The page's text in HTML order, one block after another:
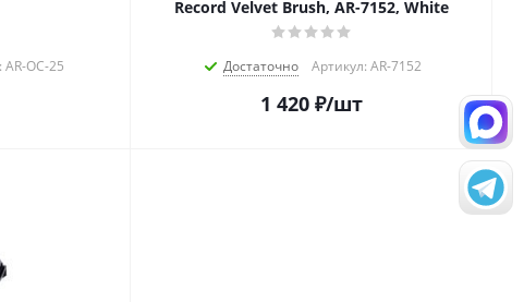
OC-25
Record Velvet Brush, AR-7152, White
Достаточно Артикул: AR-7152
1 420 ₽/шт